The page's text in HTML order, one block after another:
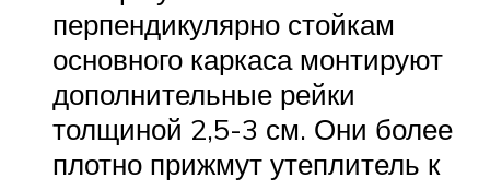
перпендикулярно стойкам
основного каркаса монтируют
дополнительные рейки
толщиной 2,5-3 см. Они более
плотно прижмут утеплитель к